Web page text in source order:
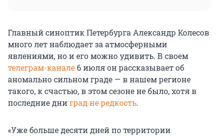
Главный синоптик Петербурга Александр Колесов
много лет наблюдает за атмосферными
явлениями, но и его можно удивить. В своем
телеграм-канале 6 июля он рассказывает об
аномально сильном граде — в нашем регионе
такого, к счастью, в этом сезоне не было, хотя в
последние дниград не редкость.
«Уже больше десяти дней по территории